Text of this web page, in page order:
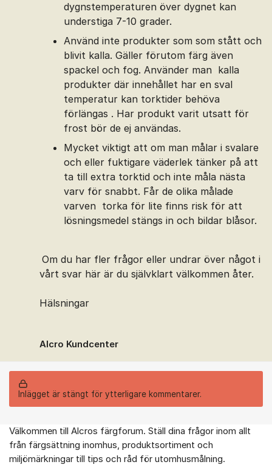
dygnstemperaturen över dygnet kan
understiga 7-10 grader.
Använd inte produkter som som stått och
blivit kalla. Gäller förutom färg även
spackel och fog. Använder man kalla
produkter där innehållet har en sval
temperatur kan torktider behöva
förlängas . Har produkt varit utsatt för
frost bör de ej användas.
Mycket viktigt att om man målar i svalare
och eller fuktigare väderlek tänker på att
ta till extra torktid och inte måla nästa
varv för snabbt. Får de olika målade
varven torka för lite finns risk för att
lösningsmedel stängs in och bildar blåsor.
Om du har fler frågor eller undrar över något i
vårt svar här är du självklart välkommen åter.
Hälsningar
Alcro Kundcenter
Inlägget är stängt för ytterligare kommentarer.
Om forumet
Välkommen till Alcros färgforum. Ställ dina frågor inom allt
från färgsättning inomhus, produktsortiment och
miljömärkningar till tips och råd för utomhusmålning.